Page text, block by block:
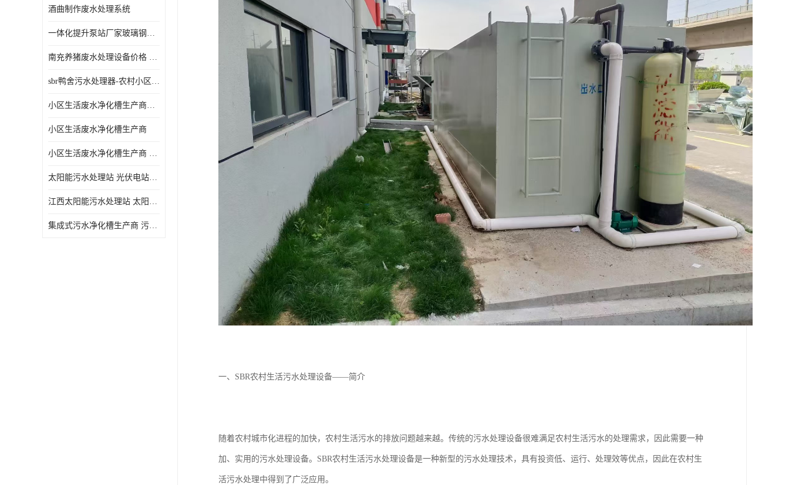
酒曲制作废水处理系统
一体化提升泵站厂家玻璃钢材质价格
南充养猪废水处理设备价格 ao污水处理器 *专人看管
sbr鸭舍污水处理器-农村小区生活污水净化器
小区生活废水净化槽生产商帝洁环保
小区生活废水净化槽生产商
小区生活废水净化槽生产商 污水净化槽装置
太阳能污水处理站 光伏电站污水处理器厂家定制
江西太阳能污水处理站 太阳能污水处理设备造型美观
集成式污水净化槽生产商 污水净化槽装置 一站式服务
一、SBR农村生活污水处理设备——简介
随着农村城市化进程的加快，农村生活污水的排放问题越来越。传统的污水处理设备很难满足农村生活污水的处理需求，因此需要一种
加、实用的污水处理设备。SBR农村生活污水处理设备是一种新型的污水处理技术，具有投资低、运行、处理效等优点，因此在农村生
活污水处理中得到了广泛应用。